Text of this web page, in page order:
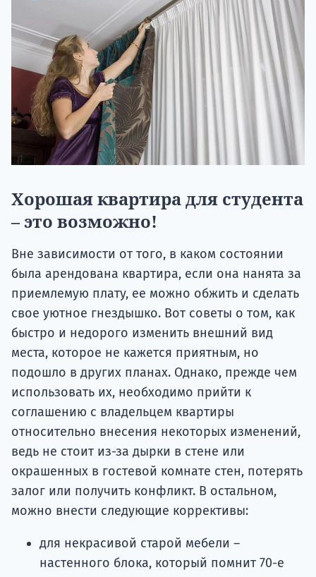
Хорошая квартира для студента
– это возможно!
Вне зависимости от того, в каком состоянии
была арендована квартира, если она нанята за
приемлемую плату, ее можно обжить и сделать
свое уютное гнездышко. Вот советы о том, как
быстро и недорого изменить внешний вид
места, которое не кажется приятным, но
подошло в других планах. Однако, прежде чем
использовать их, необходимо прийти к
соглашению с владельцем квартиры
относительно внесения некоторых изменений,
ведь не стоит из-за дырки в стене или
окрашенных в гостевой комнате стен, потерять
залог или получить конфликт. В остальном,
можно внести следующие коррективы:
для некрасивой старой мебели –
настенного блока, который помнит 70-е